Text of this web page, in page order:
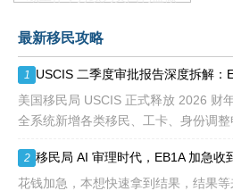
额占全球移民签证配额的
28.6%，即大约4万个移民
签证，都会用于满足"优
先"移民类别的申请。EB1A
不需要雇主支持、不用办理
等的限制，所以也愈来愈受
到中国杰出人才的青睐。
最新移民攻略
1
USCIS 二季度审批报告深度拆解：
美国移民局 USCIS 正式释放 2026 财
全系统新增各类移民、工卡、身份调整
2 移民局 AI 审理时代，EB1A 加急收
花钱加急，本想快速拿到结果，结果